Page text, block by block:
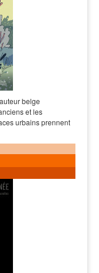
belge
et les
urbains prennent